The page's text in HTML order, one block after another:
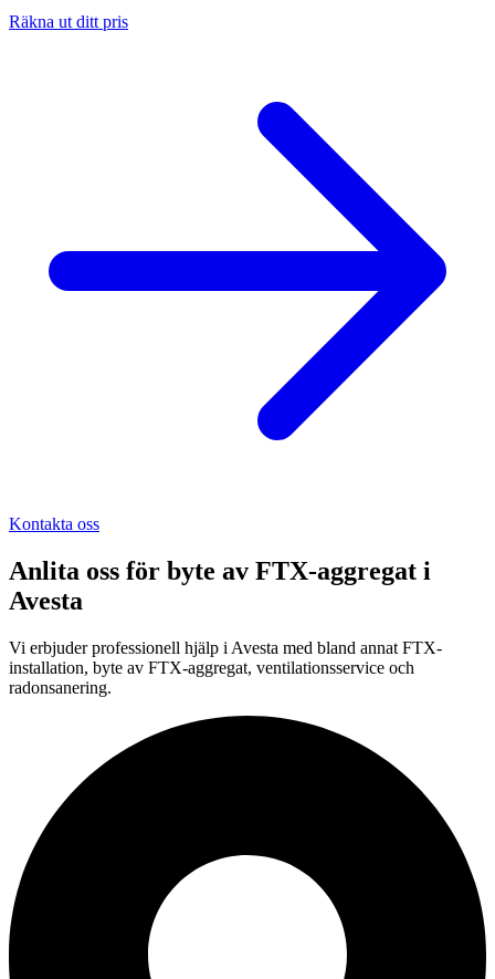
Räkna ut ditt pris
Kontakta oss
Anlita oss för byte av FTX-aggregat i
Avesta
Vi erbjuder professionell hjälp i Avesta med bland annat FTX-
installation, byte av FTX-aggregat, ventilationsservice och
radonsanering.